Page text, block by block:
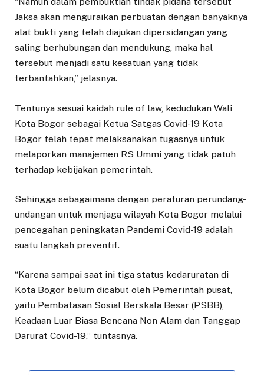
Jaksa akan menguraikan perbuatan dengan banyaknya
alat bukti yang telah diajukan dipersidangan yang
saling berhubungan dan mendukung, maka hal
tersebut menjadi satu kesatuan yang tidak
terbantahkan,” jelasnya.
Tentunya sesuai kaidah rule of law, kedudukan Wali
Kota Bogor sebagai Ketua Satgas Covid-19 Kota
Bogor telah tepat melaksanakan tugasnya untuk
melaporkan manajemen RS Ummi yang tidak patuh
terhadap kebijakan pemerintah.
Sehingga sebagaimana dengan peraturan perundang-
undangan untuk menjaga wilayah Kota Bogor melalui
pencegahan peningkatan Pandemi Covid-19 adalah
suatu langkah preventif.
“Karena sampai saat ini tiga status kedaruratan di
Kota Bogor belum dicabut oleh Pemerintah pusat,
yaitu Pembatasan Sosial Berskala Besar (PSBB),
Keadaan Luar Biasa Bencana Non Alam dan Tanggap
Darurat Covid-19,” tuntasnya.